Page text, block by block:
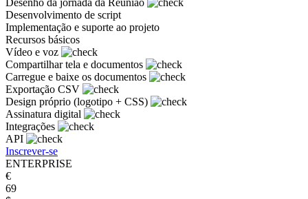
Desenvolvimento de script
Implementação e suporte ao projeto
Recursos básicos
Vídeo e voz
Compartilhar tela e documentos
Carregue e baixe os documentos
Exportação CSV
Design próprio (logotipo + CSS)
Assinatura digital
Integrações
API
Inscrever-se
ENTERPRISE
€
69